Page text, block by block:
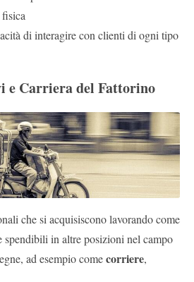
di interagire con clienti di ogni tipo
e Carriera del Fattorino
che si acquisiscono lavorando come
spendibili in altre posizioni nel campo
ad esempio comecorriere,